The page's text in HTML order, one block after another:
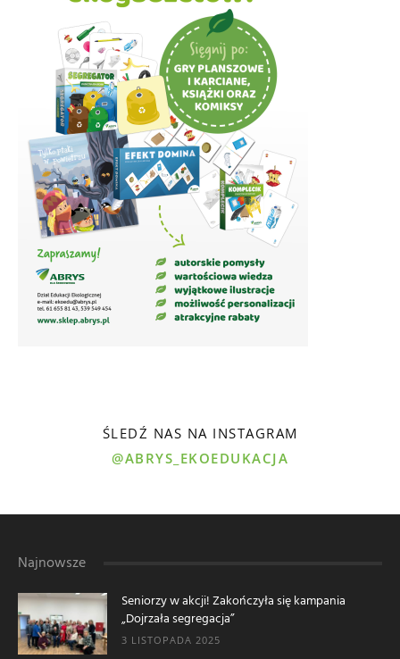
ŚLEDŹ NAS NA INSTAGRAM
@ABRYS_EKOEDUKACJA
Najnowsze
Seniorzy w akcji! Zakończyła się kampania
„Dojrzała segregacja”
3 LISTOPADA 2025